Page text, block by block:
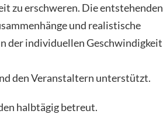
zu erschweren. Die entstehenden
und realistische
der individuellen Geschwindigkeit
den Veranstaltern unterstützt.
halbtägig betreut.